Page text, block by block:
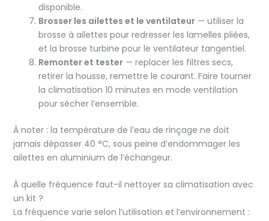
disponible.
Brosser les ailettes et le ventilateur— utiliser la
brosse à ailettes pour redresser les lamelles pliées,
et la brosse turbine pour le ventilateur tangentiel.
Remonter et tester— replacer les filtres secs,
retirer la housse, remettre le courant. Faire tourner
la climatisation 10 minutes en mode ventilation
pour sécher l’ensemble.
À noter : la température de l’eau de rinçage ne doit
jamais dépasser 40 °C, sous peine d’endommager les
ailettes en aluminium de l’échangeur.
À quelle fréquence faut-il nettoyer sa climatisation avec
un kit ?
La fréquence varie selon l’utilisation et l’environnement :